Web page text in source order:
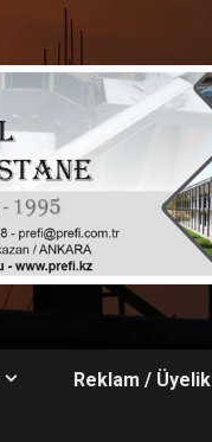
Reklam / Üyelik